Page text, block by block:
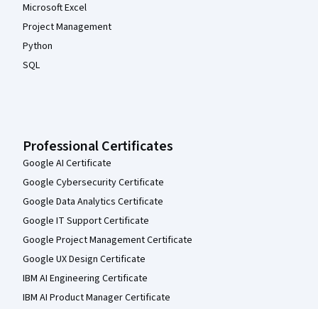
Microsoft Excel
Project Management
Python
SQL
Professional Certificates
Google AI Certificate
Google Cybersecurity Certificate
Google Data Analytics Certificate
Google IT Support Certificate
Google Project Management Certificate
Google UX Design Certificate
IBM AI Engineering Certificate
IBM AI Product Manager Certificate